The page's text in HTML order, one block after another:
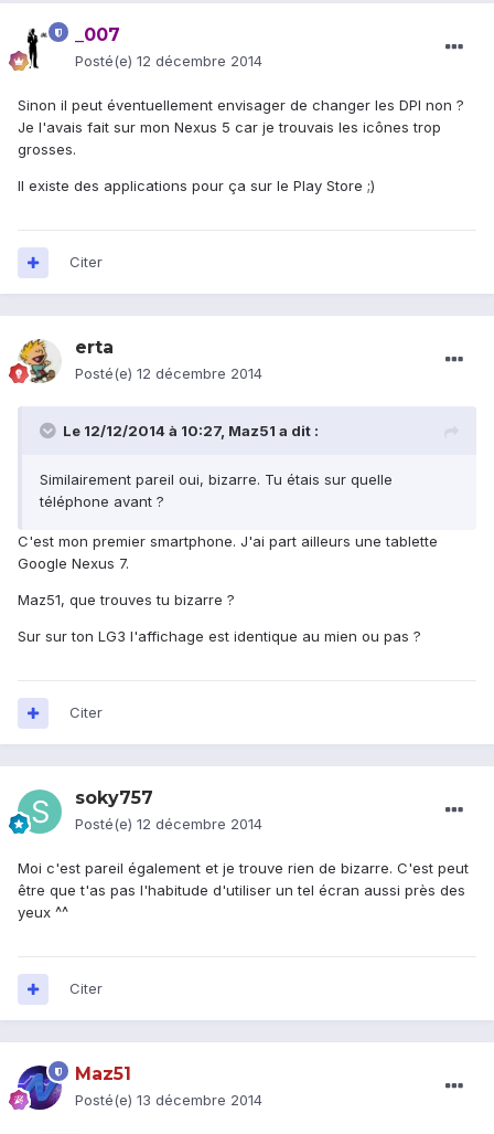
_007
Posté(e) 12 décembre 2014
Sinon il peut éventuellement envisager de changer les DPI non ?
Je l'avais fait sur mon Nexus 5 car je trouvais les icônes trop
grosses.
Il existe des applications pour ça sur le Play Store ;)
Citer
erta
Posté(e) 12 décembre 2014
Le 12/12/2014 à 10:27, Maz51 a dit :
Similairement pareil oui, bizarre. Tu étais sur quelle
téléphone avant ?
C'est mon premier smartphone. J'ai part ailleurs une tablette
Google Nexus 7.
Maz51, que trouves tu bizarre ?
Sur sur ton LG3 l'affichage est identique au mien ou pas ?
Citer
soky757
Posté(e) 12 décembre 2014
Moi c'est pareil également et je trouve rien de bizarre. C'est peut
être que t'as pas l'habitude d'utiliser un tel écran aussi près des
yeux ^^
Citer
Maz51
Posté(e) 13 décembre 2014